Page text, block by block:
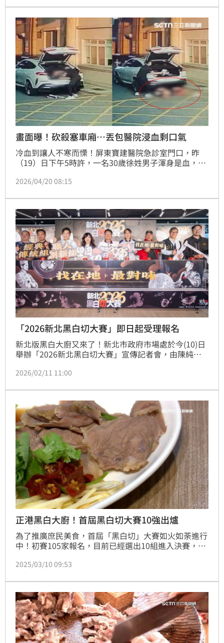
團首腦；未料反被人押走，成了被私刑處理的那一個。
徐男父母剛從土耳其返國，下機直奔醫院，表示手機狂
震，才知道出事了。警方目前已逮捕丟包的陳姓男子，
共犯仍在追查。
畫面曝！砍殺塞車廂…丟包醫院浸血剩口氣
冷血到讓人不寒而慄！屏東寶建醫院急診室門口，昨
（19）日下午5時許，一名30歲徐姓男子渾身是血，被
緊通報醫院值班人員報警。徐男被送進急診室急救，全
徑，已讓整起事件升高為疑點重重的刑案，警方目前已
介入調查，詳細案情有待釐清。監視器畫面曝光，整個
丟包過程只花了25秒。
2026/04/20 08:15
「2026新北黑白切大賽」即日起受理報名
新北版黑白大廚又來了！新北市政府市場處於今(10)日
舉辦「2026新北黑白切大賽」宣傳記者會，由陳純敬
肉創意及首屆新北黑白切優勝店家「古早切仔麵」呈現
新』與『傳統經典』雙組別對決，邀集飯店名廚與巷弄
職人同台較勁，演繹豬肉料理的多樣面貌，總獎金更高
達70萬元，歡迎各路料理好手一決高下。
2026/02/11 11:00
正港黑白大廚！首屆黑白切大賽10強出爐
為了推廣庶民美食，首屆「黑白切」大賽如火如荼進行
中！初賽105家報名，目前已經選出10組進入決賽，決
和食材拿捏。
2025/03/10 09:53